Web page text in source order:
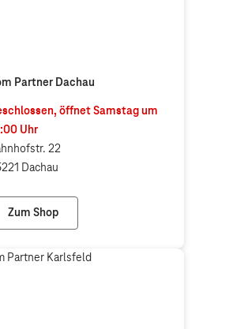
Partner Dachau
öffnetSamstag um
Uhr
22
Dachau
Zum Shop
Telekom Partner Dachau